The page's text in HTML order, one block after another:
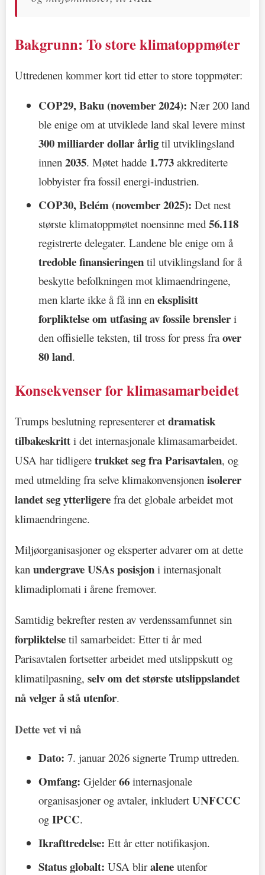
Bakgrunn: To store klimatoppmøter
Uttredenen kommer kort tid etter to store toppmøter:
COP29, Baku (november 2024): Nær 200 land
ble enige om at utviklede land skal levere minst
300 milliarder dollar årlig til utviklingsland
innen 2035. Møtet hadde 1.773 akkrediterte
lobbyister fra fossil energi-industrien.
COP30, Belém (november 2025): Det nest
største klimatoppmøtet noensinne med 56.118
registrerte delegater. Landene ble enige om å
tredoble finansieringen til utviklingsland for å
beskytte befolkningen mot klimaendringene,
men klarte ikke å få inn en eksplisitt
forpliktelse om utfasing av fossile brensler i
den offisielle teksten, til tross for press fraover
80 land.
Konsekvenser for klimasamarbeidet
Trumps beslutning representerer et dramatisk
tilbakeskritt i det internasjonale klimasamarbeidet.
USA har tidligere trukket seg fra Parisavtalen, og
med utmelding fra selve klimakonvensjonen isolerer
landet seg ytterligere fra det globale arbeidet mot
klimaendringene.
Miljøorganisasjoner og eksperter advarer om at dette
kan undergrave USAs posisjon i internasjonalt
klimadiplomati i årene fremover.
Samtidig bekrefter resten av verdenssamfunnet sin
forpliktelse til samarbeidet: Etter ti år med
Parisavtalen fortsetter arbeidet med utslippskutt og
klimatilpasning, selv om det største utslippslandet
nå velger å stå utenfor.
Dette vet vi nå
Dato: 7. januar 2026 signerte Trump uttreden.
Omfang: Gjelder66 internasjonale
organisasjoner og avtaler, inkludert UNFCCC
og IPCC.
Ikrafttredelse: Ett år etter notifikasjon.
Status globalt: USA bliralene utenfor